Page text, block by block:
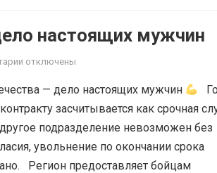
настоящих мужчин
отключены
— дело настоящих мужчин
засчитывается как срочная
подразделение невозможен без
увольнение по окончании срока
Регион предоставляет бойцам